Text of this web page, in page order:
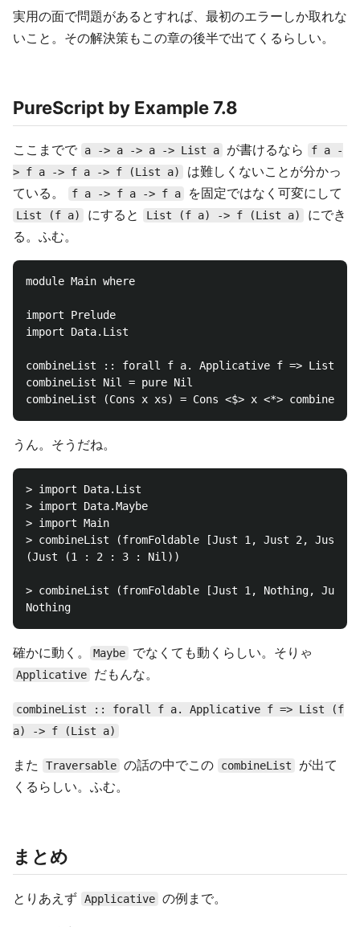
実用の面で問題があるとすれば、最初のエラーしか取れな
いこと。その解決策もこの章の後半で出てくるらしい。
PureScript by Example 7.8
ここまでで a -> a -> a -> List a が書けるなら
f a -
> f a -> f a -> f (List a)
は難しくないことが分かっ
ている。
f a -> f a -> f a を固定ではなく可変にして
List (f a) にすると List (f a) -> f (List a)
にでき
る。ふむ。
module Main where
import Prelude
import Data.List
combineList :: forall f a. Applicative f => List
combineList Nil = pure Nil
うん。そうだね。
> import Data.List
> import Data.Maybe
> import Main
> combineList (fromFoldable [Just 1, Just 2, Just
(Just (1 : 2 : 3 : Nil))
> combineList (fromFoldable [Just 1, Nothing, Just
確かに動く。 Maybe でなくても動くらしい。そりゃ
Applicative だもんな。
combineList :: forall f a. Applicative f => List (f
a) -> f (List a)
また Traversable の話の中でこの combineList
が出て
くるらしい。ふむ。
まとめ
とりあえず Applicative の例まで。